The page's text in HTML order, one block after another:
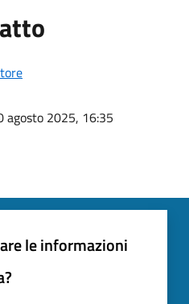
agosto 2025, 16:35
le informazioni